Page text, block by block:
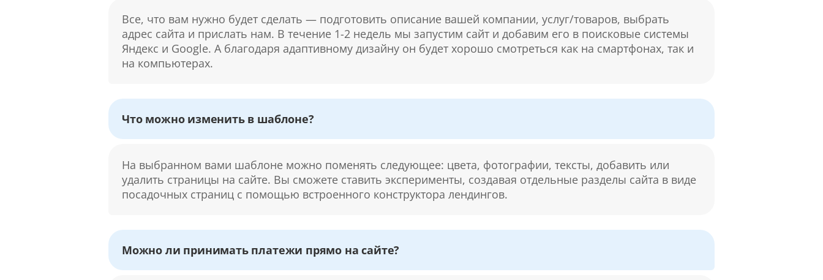
Все, что вам нужно будет сделать — подготовить описание вашей компании, услуг/товаров, выбрать
адрес сайта и прислать нам. В течение 1-2 недель мы запустим сайт и добавим его в поисковые системы
Яндекс и Google. А благодаря адаптивному дизайну он будет хорошо смотреться как на смартфонах, так и
на компьютерах.
Что можно изменить в шаблоне?
На выбранном вами шаблоне можно поменять следующее: цвета, фотографии, тексты, добавить или
удалить страницы на сайте. Вы сможете ставить эксперименты, создавая отдельные разделы сайта в виде
посадочных страниц с помощью встроенного конструктора лендингов.
Можно ли принимать платежи прямо на сайте?